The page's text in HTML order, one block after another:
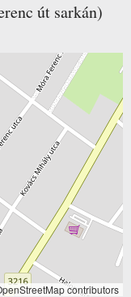
út sarkán)
contributors